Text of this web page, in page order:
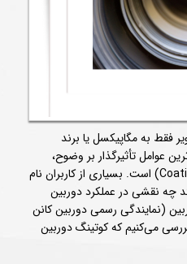
فقط به مگاپیکسل یا برند
عوامل تأثیرگذار بر وضوح،
کنتراست و دقت رنگ‌ها، کوتینگ (Coating) است. بسیاری از کاربران نام
چه نقشی در عملکرد دوربین
(نمایندگی رسمی دوربین کانن
می‌کنیم که کوتینگ دوربین